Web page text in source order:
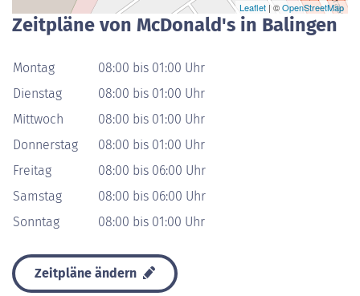
Leaflet | ©OpenStreetMap
Zeitpläne von McDonald's in Balingen
Montag
08:00 bis 01:00 Uhr
Dienstag
08:00 bis 01:00 Uhr
Mittwoch
08:00 bis 01:00 Uhr
Donnerstag
08:00 bis 01:00 Uhr
Freitag
08:00 bis 06:00 Uhr
Samstag
08:00 bis 06:00 Uhr
Sonntag
08:00 bis 01:00 Uhr
Zeitpläne ändern